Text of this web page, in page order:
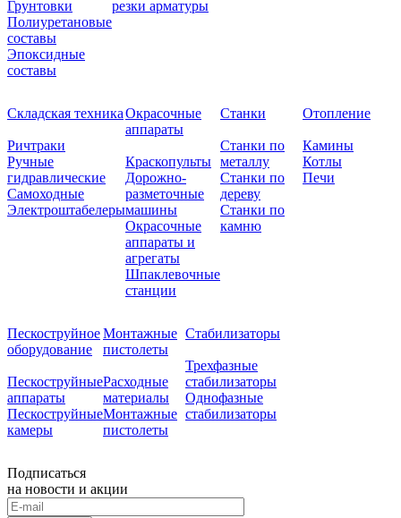
Грунтовки
Полиуретановые
составы
Эпоксидные
составы
резки арматуры
Складская техника
Ричтраки
Ручные
гидравлические
Самоходные
Электроштабелеры
Окрасочные
аппараты
Краскопульты
Дорожно-
разметочные
машины
Окрасочные
аппараты и
агрегаты
Шпаклевочные
станции
Станки
Станки по
металлу
Станки по
дереву
Станки по
камню
Отопление
Камины
Котлы
Печи
Пескоструйное
оборудование
Пескоструйные
аппараты
Пескоструйные
камеры
Монтажные
пистолеты
Расходные
материалы
Монтажные
пистолеты
Стабилизаторы
Трехфазные
стабилизаторы
Однофазные
стабилизаторы
Подписаться
на новости и акции